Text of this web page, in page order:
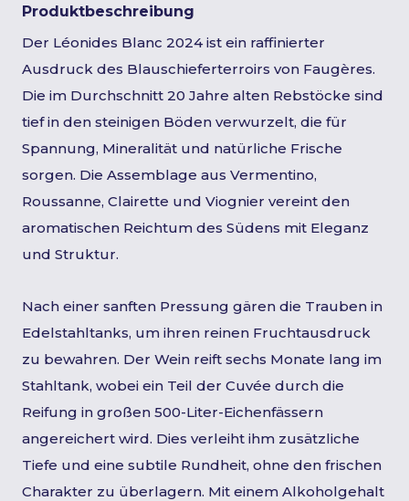
Produktbeschreibung
Der Léonides Blanc 2024 ist ein raffinierter
Ausdruck des Blauschieferterroirs von Faugères.
Die im Durchschnitt 20 Jahre alten Rebstöcke sind
tief in den steinigen Böden verwurzelt, die für
Spannung, Mineralität und natürliche Frische
sorgen. Die Assemblage aus Vermentino,
Roussanne, Clairette und Viognier vereint den
aromatischen Reichtum des Südens mit Eleganz
und Struktur.
Nach einer sanften Pressung gären die Trauben in
Edelstahltanks, um ihren reinen Fruchtausdruck
zu bewahren. Der Wein reift sechs Monate lang im
Stahltank, wobei ein Teil der Cuvée durch die
Reifung in großen 500-Liter-Eichenfässern
angereichert wird. Dies verleiht ihm zusätzliche
Tiefe und eine subtile Rundheit, ohne den frischen
Charakter zu überlagern. Mit einem Alkoholgehalt